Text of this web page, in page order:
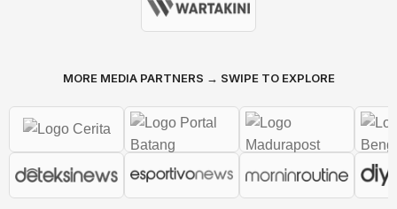
MORE MEDIA PARTNERS → SWIPE TO EXPLORE